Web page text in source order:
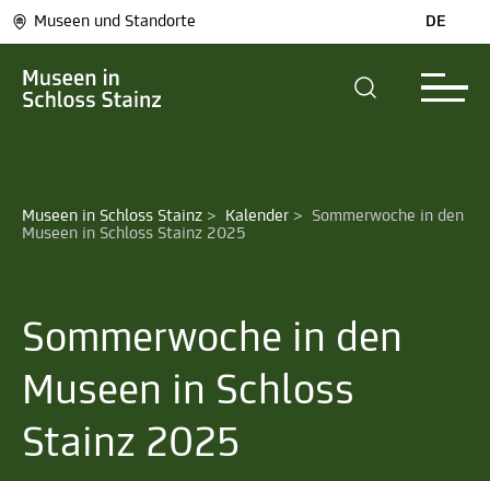
Museen und Standorte DE
Museen in Schloss Stainz > Kalender > Sommerwoche in den
Museen in Schloss Stainz 2025
Sommerwoche in den
Museen in Schloss
Stainz 2025